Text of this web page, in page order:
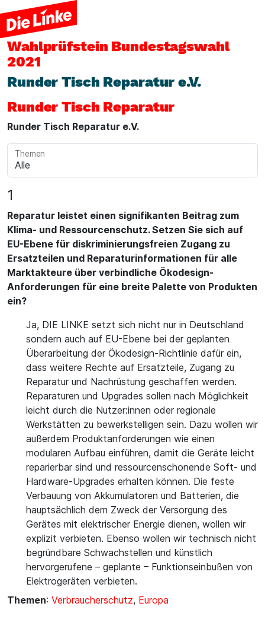
Wahlprüfstein Bundestagswahl
2021
Runder Tisch Reparatur e.V.
Runder Tisch Reparatur
Runder Tisch Reparatur e.V.
Themen
1
Reparatur leistet einen signifikanten Beitrag zum
Klima- und Ressourcenschutz. Setzen Sie sich auf
EU-Ebene für diskriminierungsfreien Zugang zu
Ersatzteilen und Reparaturinformationen für alle
Marktakteure über verbindliche Ökodesign-
Anforderungen für eine breite Palette von Produkten
ein?
Ja, DIE LINKE setzt sich nicht nur in Deutschland
sondern auch auf EU-Ebene bei der geplanten
Überarbeitung der Ökodesign-Richtlinie dafür ein,
dass weitere Rechte auf Ersatzteile, Zugang zu
Reparatur und Nachrüstung geschaffen werden.
Reparaturen und Upgrades sollen nach Möglichkeit
leicht durch die Nutzer:innen oder regionale
Werkstätten zu bewerkstelligen sein. Dazu wollen wir
außerdem Produktanforderungen wie einen
modularen Aufbau einführen, damit die Geräte leicht
reparierbar sind und ressourcenschonende Soft- und
Hardware-Upgrades erhalten können. Die feste
Verbauung von Akkumulatoren und Batterien, die
hauptsächlich dem Zweck der Versorgung des
Gerätes mit elektrischer Energie dienen, wollen wir
explizit verbieten. Ebenso wollen wir technisch nicht
begründbare Schwachstellen und künstlich
hervorgerufene – geplante – Funktionseinbußen von
Elektrogeräten verbieten.
Themen: Verbraucherschutz, Europa